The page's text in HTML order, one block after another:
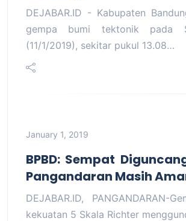
DEJABAR.ID - Kabupaten
gempa bumi tektonik pada
(11/1/2019), sekitar pukul 13.08…
January 1, 2019
BPBD: Sempat
Pangandaran Masih
DEJABAR.ID, PANGANDARAN-
kekuatan 5 Skala Richter